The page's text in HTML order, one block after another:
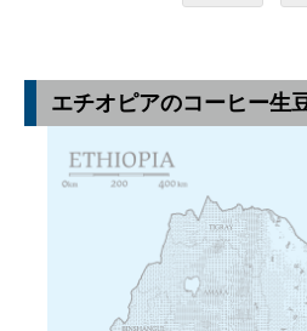
エチオピアのコーヒー生